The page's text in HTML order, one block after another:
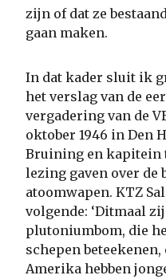
zijn of dat ze
gaan maken.
In dat kader sluit ik
het verslag van de
vergadering van de
oktober 1946 in Den
Bruining en kapitein
lezing gaven over de
atoomwapen. KTZ
volgende: ‘Ditmaal
plutoniumbom, die
schepen
Amerika hebben